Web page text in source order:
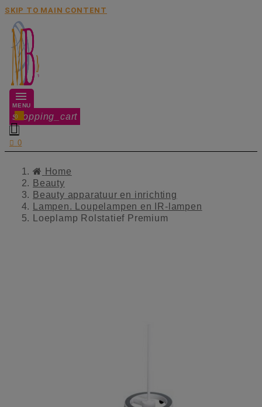
SKIP TO MAIN CONTENT
MENU
shopping_cart
0

 0
Home
Beauty
Beauty apparatuur en inrichting
Lampen. Loupelampen en IR-lampen
Loeplamp Rolstatief Premium